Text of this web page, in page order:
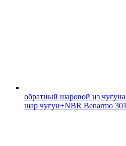
обратный шаровой из
шар чугун+NBR Benarmo